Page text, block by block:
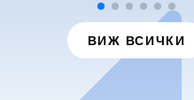
ВИЖ ВСИЧКИ